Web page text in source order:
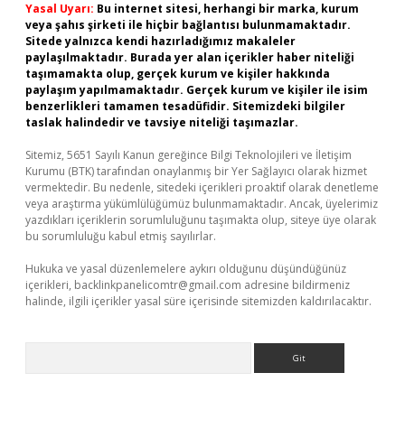
Yasal Uyarı: Bu internet sitesi, herhangi bir marka, kurum
veya şahıs şirketi ile hiçbir bağlantısı bulunmamaktadır.
Sitede yalnızca kendi hazırladığımız makaleler
paylaşılmaktadır. Burada yer alan içerikler haber niteliği
taşımamakta olup, gerçek kurum ve kişiler hakkında
paylaşım yapılmamaktadır. Gerçek kurum ve kişiler ile isim
benzerlikleri tamamen tesadüfidir. Sitemizdeki bilgiler
taslak halindedir ve tavsiye niteliği taşımazlar.
Sitemiz, 5651 Sayılı Kanun gereğince Bilgi Teknolojileri ve İletişim
Kurumu (BTK) tarafından onaylanmış bir Yer Sağlayıcı olarak hizmet
vermektedir. Bu nedenle, sitedeki içerikleri proaktif olarak denetleme
veya araştırma yükümlülüğümüz bulunmamaktadır. Ancak, üyelerimiz
yazdıkları içeriklerin sorumluluğunu taşımakta olup, siteye üye olarak
bu sorumluluğu kabul etmiş sayılırlar.
Hukuka ve yasal düzenlemelere aykırı olduğunu düşündüğünüz
içerikleri, backlinkpanelicomtr@gmail.com adresine bildirmeniz
halinde, ilgili içerikler yasal süre içerisinde sitemizden kaldırılacaktır.